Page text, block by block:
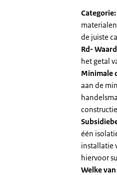
Categorie:
de juiste
Rd-
het getal
Minimale
aan de
één
installatie
hiervoor
Welke